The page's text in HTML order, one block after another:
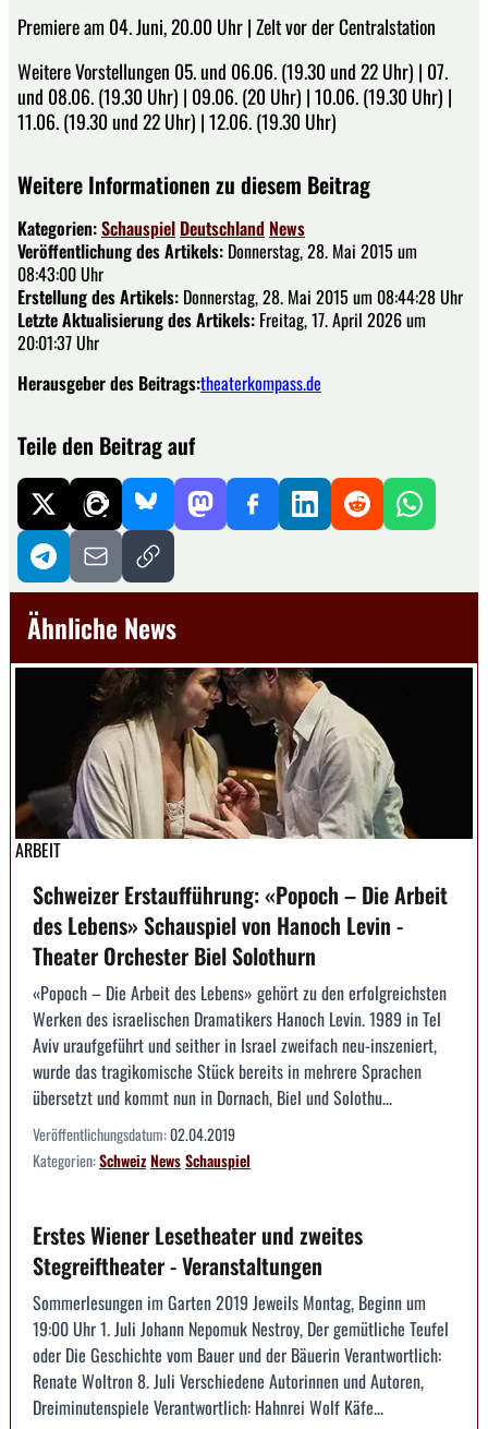
Premiere am 04. Juni, 20.00 Uhr | Zelt vor der Centralstation
Weitere Vorstellungen 05. und 06.06. (19.30 und 22 Uhr) | 07.
und 08.06. (19.30 Uhr) | 09.06. (20 Uhr) | 10.06. (19.30 Uhr) |
11.06. (19.30 und 22 Uhr) | 12.06. (19.30 Uhr)
Weitere Informationen zu diesem Beitrag
Kategorien:Schauspiel Deutschland News
Veröffentlichung des Artikels: Donnerstag, 28. Mai 2015 um
08:43:00 Uhr
Erstellung des Artikels: Donnerstag, 28. Mai 2015 um 08:44:28 Uhr
Letzte Aktualisierung des Artikels: Freitag, 17. April 2026 um
20:01:37 Uhr
Herausgeber des Beitrags:theaterkompass.de
Teile den Beitrag auf
Ähnliche News
ARBEIT
Schweizer Erstaufführung: «Popoch – Die Arbeit
des Lebens» Schauspiel von Hanoch Levin -
Theater Orchester Biel Solothurn
«Popoch – Die Arbeit des Lebens» gehört zu den erfolgreichsten
Werken des israelischen Dramatikers Hanoch Levin. 1989 in Tel
Aviv uraufgeführt und seither in Israel zweifach neu-inszeniert,
wurde das tragikomische Stück bereits in mehrere Sprachen
übersetzt und kommt nun in Dornach, Biel und Solothu...
Veröffentlichungsdatum:02.04.2019
Kategorien:SchweizNewsSchauspiel
Erstes Wiener Lesetheater und zweites
Stegreiftheater - Veranstaltungen
Sommerlesungen im Garten 2019 Jeweils Montag, Beginn um
19:00 Uhr 1. Juli Johann Nepomuk Nestroy, Der gemütliche Teufel
oder Die Geschichte vom Bauer und der Bäuerin Verantwortlich:
Renate Woltron 8. Juli Verschiedene Autorinnen und Autoren,
Dreiminutenspiele Verantwortlich: Hahnrei Wolf Käfe...